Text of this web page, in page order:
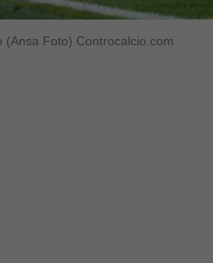
(Ansa Foto) Controcalcio.com